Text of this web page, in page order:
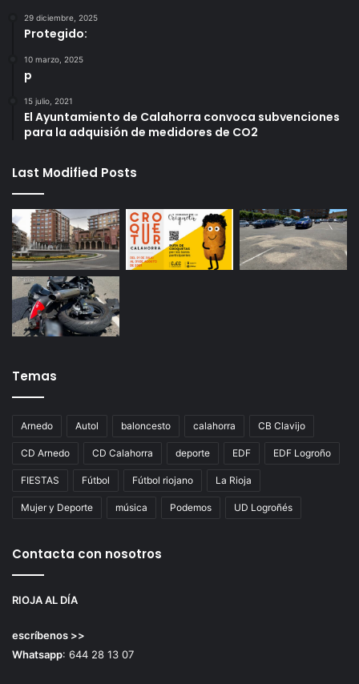
29 diciembre, 2025
Protegido:
10 marzo, 2025
p
15 julio, 2021
El Ayuntamiento de Calahorra convoca subvenciones
para la adquisión de medidores de CO2
Last Modified Posts
Temas
Arnedo Autol baloncesto calahorra CB Clavijo
CD Arnedo CD Calahorra deporte EDF EDF Logroño
FIESTAS Fútbol Fútbol riojano La Rioja
Mujer y Deporte música Podemos UD Logroñés
Contacta con nosotros
RIOJA AL DÍA
escríbenos >>
Whatsapp: 644 28 13 07